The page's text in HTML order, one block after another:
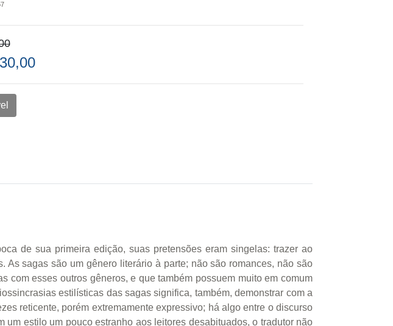
de sua primeira edição, suas pretensões eram singelas: trazer ao
sagas são um gênero literário à parte; não são romances, não são
com esses outros gêneros, e que também possuem muito em comum
estilísticas das sagas significa, também, demonstrar com a
reticente, porém extremamente expressivo; há algo entre o discurso
estilo um pouco estranho aos leitores desabituados, o tradutor não